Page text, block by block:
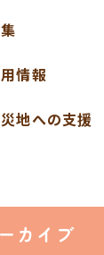
情報
地への支援
カイブ